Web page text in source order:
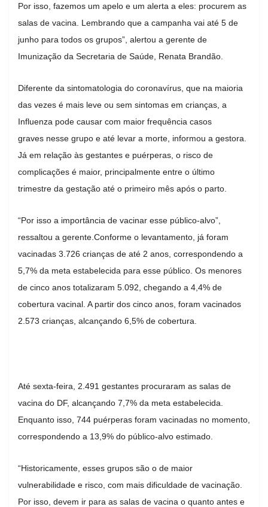
Por isso, fazemos um apelo e um alerta a eles: procurem as
salas de vacina. Lembrando que a campanha vai até 5 de
junho para todos os grupos”, alertou a gerente de
Imunização da Secretaria de Saúde, Renata Brandão.
Diferente da sintomatologia do coronavírus, que na maioria
das vezes é mais leve ou sem sintomas em crianças, a
Influenza pode causar com maior frequência casos
graves nesse grupo e até levar a morte, informou a gestora.
Já em relação às gestantes e puérperas, o risco de
complicações é maior, principalmente entre o último
trimestre da gestação até o primeiro mês após o parto.
“Por isso a importância de vacinar esse público-alvo”,
ressaltou a gerente.Conforme o levantamento, já foram
vacinadas 3.726 crianças de até 2 anos, correspondendo a
5,7% da meta estabelecida para esse público. Os menores
de cinco anos totalizaram 5.092, chegando a 4,4% de
cobertura vacinal. A partir dos cinco anos, foram vacinados
2.573 crianças, alcançando 6,5% de cobertura.
Até sexta-feira, 2.491 gestantes procuraram as salas de
vacina do DF, alcançando 7,7% da meta estabelecida.
Enquanto isso, 744 puérperas foram vacinadas no momento,
correspondendo a 13,9% do público-alvo estimado.
“Historicamente, esses grupos são o de maior
vulnerabilidade e risco, com mais dificuldade de vacinação.
Por isso, devem ir para as salas de vacina o quanto antes e